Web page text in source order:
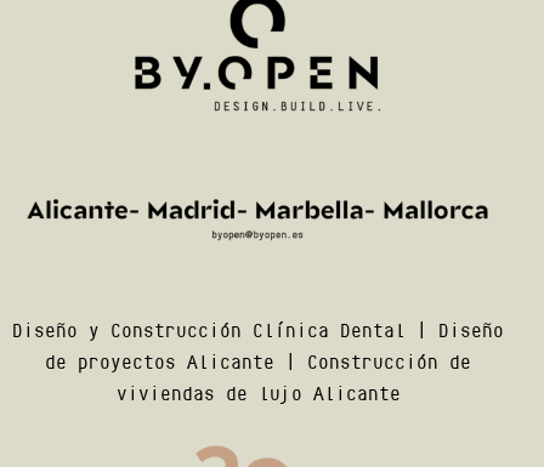
Diseño y Construcción Clínica Dental Diseño
de proyectos Alicante Construcción de
viviendas de lujo Alicante